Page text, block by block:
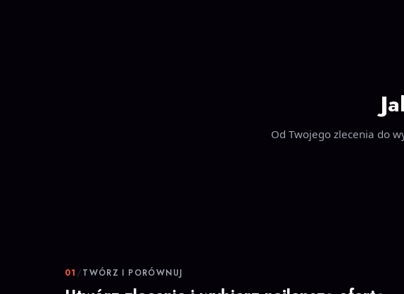
Od Twojego zlecenia do
01 /TWÓRZ I PORÓWNUJ